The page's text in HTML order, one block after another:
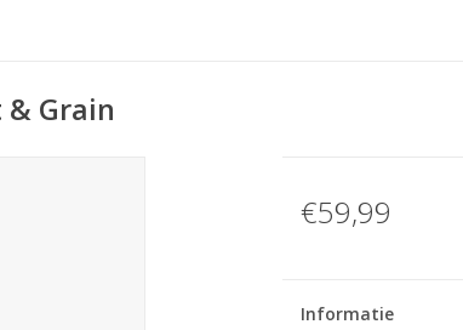
Grain
€59,99
Informatie